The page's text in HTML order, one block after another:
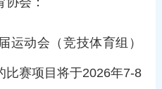
动会（竞技体育组）
比赛项目将于2026年7-8